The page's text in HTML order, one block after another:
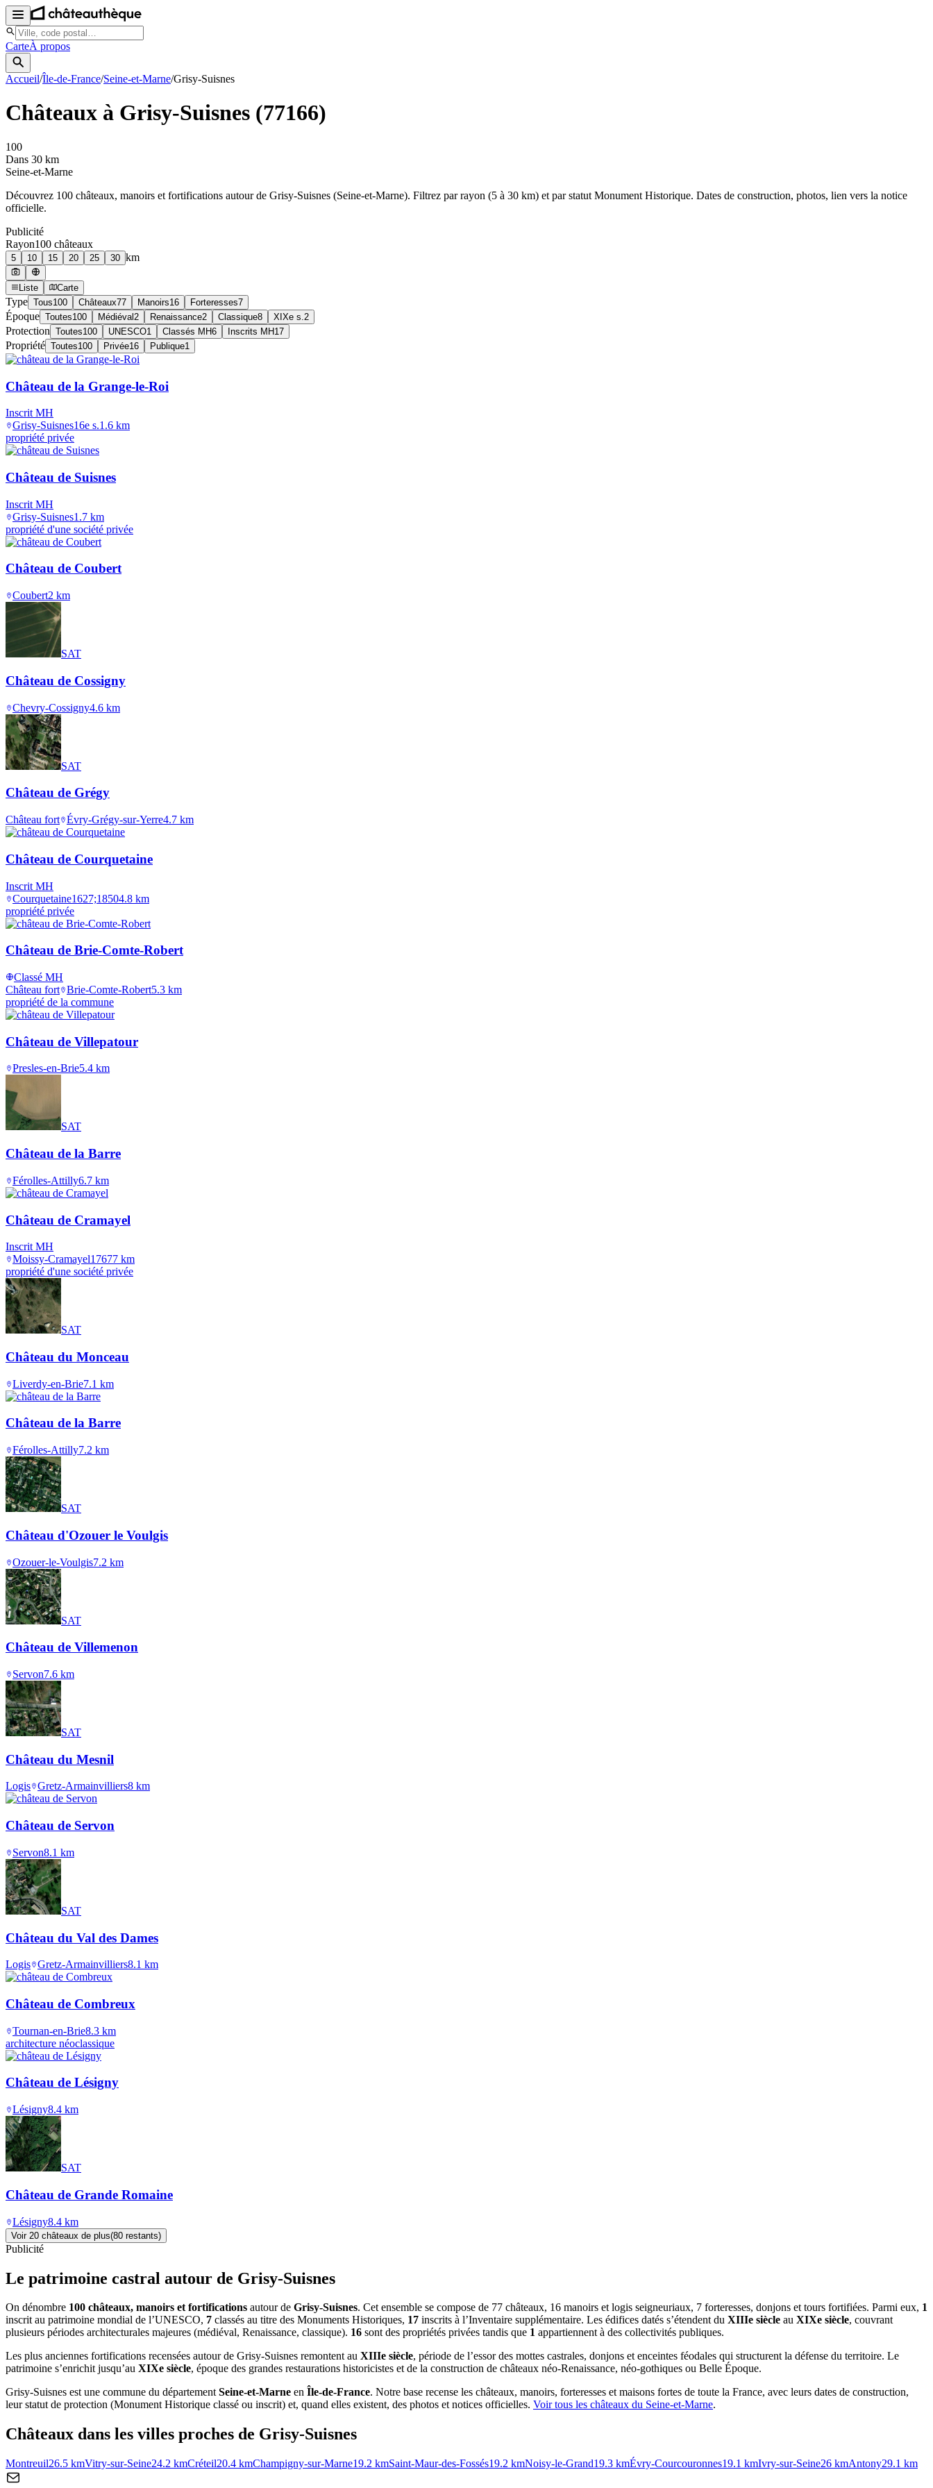
CarteÀ propos
Accueil/Île-de-France/Seine-et-Marne/Grisy-Suisnes
Châteaux à Grisy-Suisnes (77166)
100
Dans 30 km
Seine-et-Marne
Découvrez 100 châteaux, manoirs et fortifications autour de Grisy-Suisnes (Seine-et-Marne). Filtrez par rayon (5 à 30 km) et par statut Monument Historique. Dates de construction, photos, lien vers la notice
officielle.
Publicité
Rayon100 châteaux
5 10 15 20 25 30 km
Liste Carte
Type Tous100 Châteaux77 Manoirs16 Forteresses7
Époque Toutes100 Médiéval 2 Renaissance2 Classique8 XIXe s. 2
Protection Toutes100 UNESCO1 Classés MH6 Inscrits MH17
Propriété Toutes100 Privée16 Publique1
Château de la Grange-le-Roi
Inscrit MH
Grisy-Suisnes16e s.1.6 km
propriété privée
Château de Suisnes
Inscrit MH
Grisy-Suisnes1.7 km
propriété d'une société privée
Château de Coubert
Coubert2 km
SAT
Château de Cossigny
Chevry-Cossigny4.6 km
SAT
Château de Grégy
Château fort Évry-Grégy-sur-Yerre4.7 km
Château de Courquetaine
Inscrit MH
Courquetaine1627;18504.8 km
propriété privée
Château de Brie-Comte-Robert
Classé MH
Château fort Brie-Comte-Robert5.3 km
propriété de la commune
Château de Villepatour
Presles-en-Brie5.4 km
SAT
Château de la Barre
Férolles-Attilly6.7 km
Château de Cramayel
Inscrit MH
Moissy-Cramayel17677 km
propriété d'une société privée
SAT
Château du Monceau
Liverdy-en-Brie7.1 km
Château de la Barre
Férolles-Attilly7.2 km
SAT
Château d'Ozouer le Voulgis
Ozouer-le-Voulgis7.2 km
SAT
Château de Villemenon
Servon7.6 km
SAT
Château du Mesnil
Logis Gretz-Armainvilliers8 km
Château de Servon
Servon8.1 km
SAT
Château du Val des Dames
Logis Gretz-Armainvilliers8.1 km
Château de Combreux
Tournan-en-Brie8.3 km
architecture néoclassique
Château de Lésigny
Lésigny8.4 km
SAT
Château de Grande Romaine
Lésigny8.4 km
Voir 20 châteaux de plus(80 restants)
Publicité
Le patrimoine castral autour de Grisy-Suisnes
On dénombre 100 châteaux, manoirs et fortifications autour de Grisy-Suisnes. Cet ensemble se compose de 77 châteaux, 16 manoirs et logis seigneuriaux, 7 forteresses, donjons et tours fortifiées. Parmi eux, 1
inscrit au patrimoine mondial de l’UNESCO, 7 classés au titre des Monuments Historiques, 17 inscrits à l’Inventaire supplémentaire. Les édifices datés s’étendent du XIIIe siècle au XIXe siècle, couvrant
plusieurs périodes architecturales majeures (médiéval, Renaissance, classique). 16 sont des propriétés privées tandis que 1 appartiennent à des collectivités publiques.
Les plus anciennes fortifications recensées autour de Grisy-Suisnes remontent au XIIIe siècle, période de l’essor des mottes castrales, donjons et enceintes féodales qui structurent la défense du territoire. Le
patrimoine s’enrichit jusqu’au XIXe siècle, époque des grandes restaurations historicistes et de la construction de châteaux néo-Renaissance, néo-gothiques ou Belle Époque.
Grisy-Suisnes est une commune du départementSeine-et-Marne en Île-de-France. Notre base recense les châteaux, manoirs, forteresses et maisons fortes de toute la France, avec leurs dates de construction,
leur statut de protection (Monument Historique classé ou inscrit) et, quand elles existent, des photos et notices officielles. Voir tous les châteaux du Seine-et-Marne.
Châteaux dans les villes proches de Grisy-Suisnes
Montreuil26.5 kmVitry-sur-Seine24.2 kmCréteil20.4 kmChampigny-sur-Marne19.2 kmSaint-Maur-des-Fossés19.2 kmNoisy-le-Grand19.3 kmÉvry-Courcouronnes19.1 kmIvry-sur-Seine26 kmAntony29.1 km